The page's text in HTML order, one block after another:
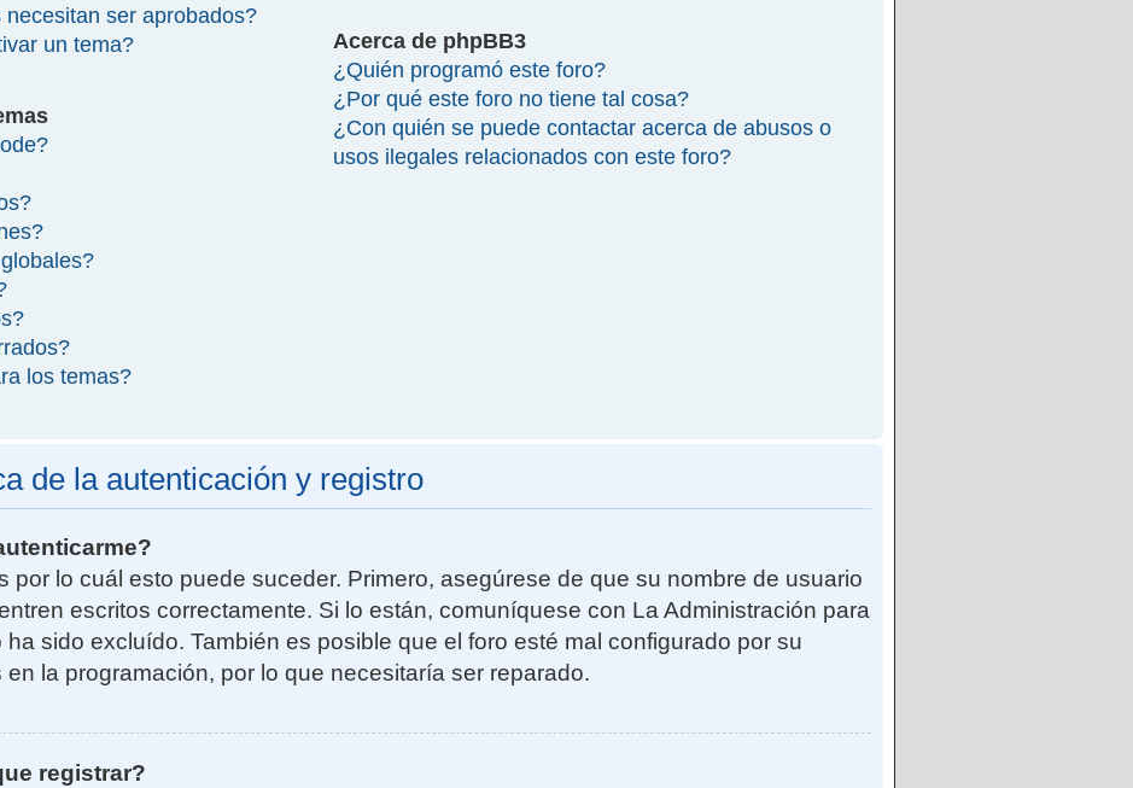
ser aprobados?
un tema?
los temas?
Acerca de phpBB3
¿Quién programó este foro?
¿Por qué este foro no tiene tal cosa?
¿Con quién se puede contactar acerca de abusos o
usos ilegales relacionados con este foro?
de la autenticación y registro
por lo cuál esto puede suceder. Primero, asegúrese de que su nombre de usuario
escritos correctamente. Si lo están, comuníquese con La Administración para
sido excluído. También es posible que el foro esté mal configurado por su
la programación, por lo que necesitaría ser reparado.
registrar?